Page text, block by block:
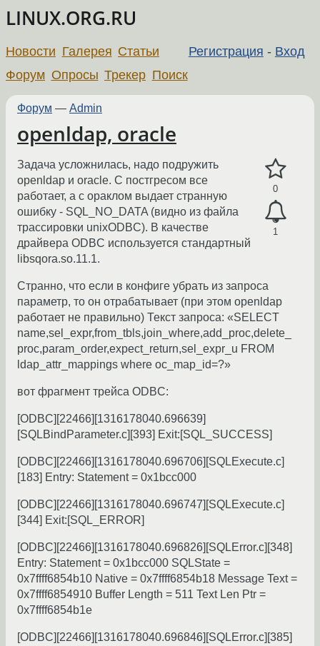
LINUX.ORG.RU
Регистрация - Вход
Новости Галерея Статьи
Форум Опросы Трекер Поиск
Форум — Admin
openldap, oracle
0
1
Задача усложнилась, надо подружить
openldap и oracle. С постгресом все
работает, а с ораклом выдает странную
ошибку - SQL_NO_DATA (видно из файла
трассировки unixODBC). В качестве
драйвера ODBC используется стандартный
libsqora.so.11.1.
Странно, что если в конфиге убрать из запроса
параметр, то он отрабатывает (при этом openldap
работает не правильно) Текст запроса: «SELECT
name,sel_expr,from_tbls,join_where,add_proc,delete_
proc,param_order,expect_return,sel_expr_u FROM
ldap_attr_mappings where oc_map_id=?»
вот фрагмент трейса ODBC:
[ODBC][22466][1316178040.696639]
[SQLBindParameter.c][393] Exit:[SQL_SUCCESS]
[ODBC][22466][1316178040.696706][SQLExecute.c]
[183] Entry: Statement = 0x1bcc000
[ODBC][22466][1316178040.696747][SQLExecute.c]
[344] Exit:[SQL_ERROR]
[ODBC][22466][1316178040.696826][SQLError.c][348]
Entry: Statement = 0x1bcc000 SQLState =
0x7ffff6854b10 Native = 0x7ffff6854b18 Message Text =
0x7ffff6854910 Buffer Length = 511 Text Len Ptr =
0x7ffff6854b1e
[ODBC][22466][1316178040.696846][SQLError.c][385]